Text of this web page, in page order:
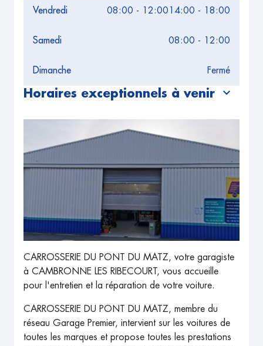
Vendredi 08:00 - 12:00 14:00 - 18:00
Samedi 08:00 - 12:00
Dimanche Fermé
Horaires exceptionnels à venir
CARROSSERIE DU PONT DU MATZ, votre garagiste
à CAMBRONNE LES RIBECOURT, vous accueille
pour l'entretien et la réparation de votre voiture.
CARROSSERIE DU PONT DU MATZ, membre du
réseau Garage Premier, intervient sur les voitures de
toutes les marques et propose toutes les prestations